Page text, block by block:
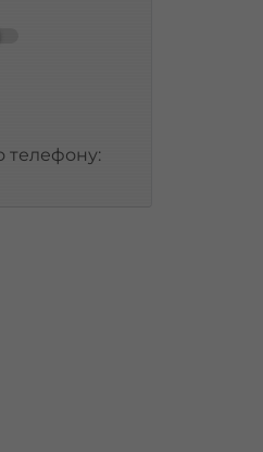
телефону: